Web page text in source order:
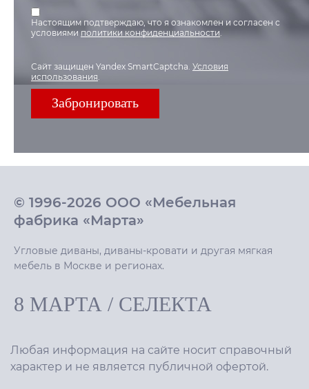
Настоящим подтверждаю, что я ознакомлен и согласен с
условиями политики конфиденциальности.
Сайт защищен Yandex SmartCaptcha. Условия
использования.
© 1996-2026 ООО «Мебельная
фабрика «Марта»
Угловые диваны, диваны-кровати и другая мягкая
мебель в Москве и регионах.
8 МАРТА / СЕЛЕКТА
Любая информация на сайте носит справочный
характер и не является публичной офертой.